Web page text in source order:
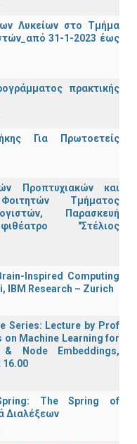
Λυκείων στο Τμήμα
31-1-2023 έως
πρακτικής
Για Πρωτοετείς
Προπτυχιακών και
Τμήματος
Παρασκευή
"Στέλιος
Inspired Computing
IBM Research – Zurich
Series: Lecture by Prof
on Machine Learning for
Νode Εmbeddings,
16.00
The Spring of
Διαλέξεων